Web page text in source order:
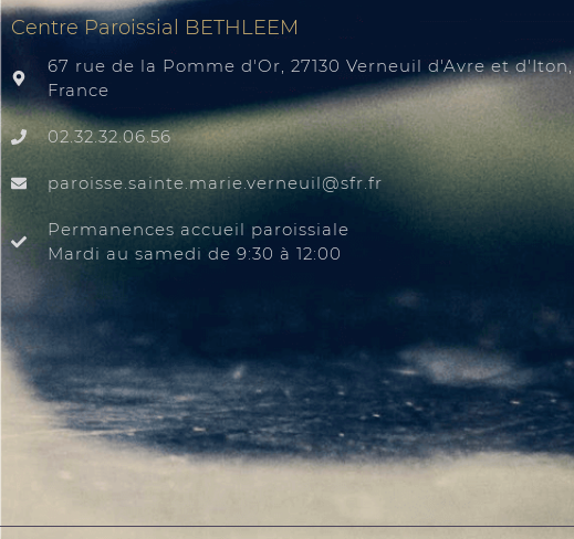
Centre Paroissial BETHLEEM
67 rue de la Pomme d'Or, 27130 Verneuil d'Avre et d'Iton,
France
02.32.32.06.56
rf.rfs
@liuenrev.eiram.etnias.essiorap
Permanences accueil paroissiale
Mardi au samedi de 9:30 à 12:00